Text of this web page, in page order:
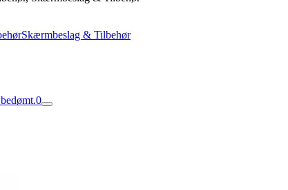
Skærmbeslag & Tilbehør
0